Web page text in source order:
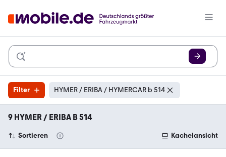
Filter HYMER / ERIBA / HYMERCAR b 514
9 HYMER / ERIBA B 514
Sortieren Kachelansicht